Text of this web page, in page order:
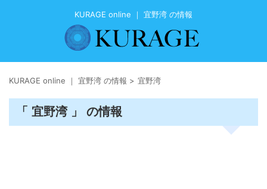
KURAGE online ｜ 宜野湾 の情報
KURAGE online ｜ 宜野湾 の情報 > 宜野湾
「 宜野湾 」 の情報